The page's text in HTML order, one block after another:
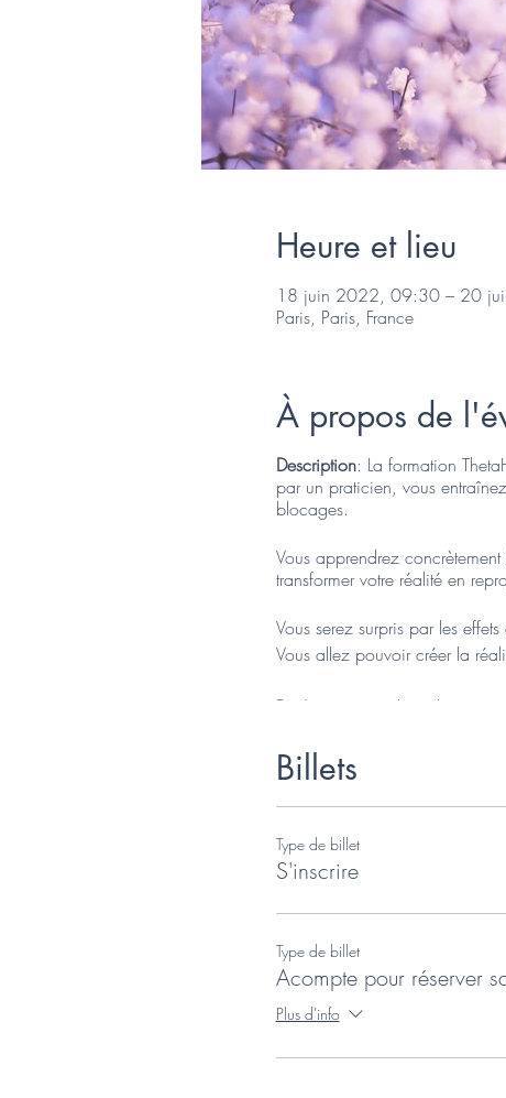
Heure et lieu
18 juin 2022, 09:30 – 20
Paris, Paris, France
À propos de
Description: La formation
par un praticien, vous
blocages.
Vous apprendrez
transformer votre réalité en
Vous serez surpris par les
Vous allez pouvoir créer la
Durée : 3 jours, de 09h30 à
Addresse: Paris (centre), à
Prérequis: aucun.
Supports pédagogiques:
le
: Le tarif est fixé par le
Certification:Certificat
Billets
Type de billet
S'inscrire
Type de billet
Acompte pour réserver
Plus d'info